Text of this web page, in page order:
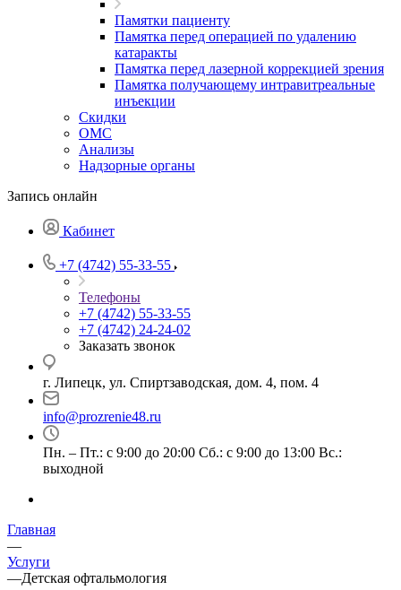
Памятки пациенту
Памятка перед операцией по удалению
катаракты
Памятка перед лазерной коррекцией зрения
Памятка получающему интравитреальные
инъекции
Скидки
ОМС
Анализы
Надзорные органы
Запись онлайн
Кабинет
+7 (4742) 55-33-55
Телефоны
+7 (4742) 55-33-55
+7 (4742) 24-24-02
Заказать звонок
г. Липецк, ул. Спиртзаводская, дом. 4, пом. 4
info@prozrenie48.ru
Пн. – Пт.: с 9:00 до 20:00 Сб.: с 9:00 до 13:00 Вс.:
выходной
Главная
—
Услуги
—Детская офтальмология